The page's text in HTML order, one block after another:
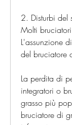
2. Disturbi del
Molti
L'assunzione
del bruciatore
La perdita di
integratori o
grasso più
bruciatore di